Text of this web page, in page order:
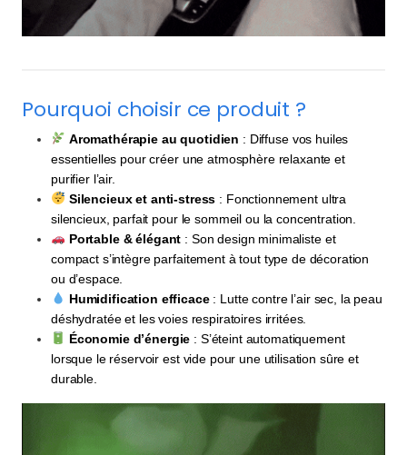
Pourquoi choisir ce produit ?
Aromathérapie au quotidien : Diffuse vos huiles
essentielles pour créer une atmosphère relaxante et
purifier l’air.
Silencieux et anti-stress : Fonctionnement ultra
silencieux, parfait pour le sommeil ou la concentration.
Portable & élégant : Son design minimaliste et
compact s’intègre parfaitement à tout type de décoration
ou d’espace.
Humidification efficace: Lutte contre l’air sec, la peau
déshydratée et les voies respiratoires irritées.
Économie d’énergie : S’éteint automatiquement
lorsque le réservoir est vide pour une utilisation sûre et
durable.